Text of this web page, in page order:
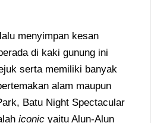
menyimpan kesan
di kaki gunung ini
serta memiliki banyak
alam maupun
Batu Night Spectacular
iconic yaitu Alun-Alun